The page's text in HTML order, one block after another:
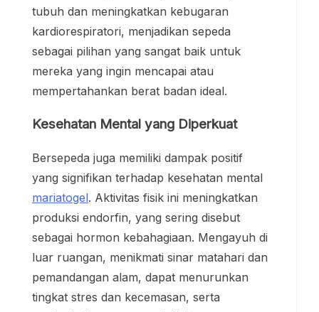
tubuh dan meningkatkan kebugaran
kardiorespiratori, menjadikan sepeda
sebagai pilihan yang sangat baik untuk
mereka yang ingin mencapai atau
mempertahankan berat badan ideal.
Kesehatan Mental yang Diperkuat
Bersepeda juga memiliki dampak positif
yang signifikan terhadap kesehatan mental
mariatogel. Aktivitas fisik ini meningkatkan
produksi endorfin, yang sering disebut
sebagai hormon kebahagiaan. Mengayuh di
luar ruangan, menikmati sinar matahari dan
pemandangan alam, dapat menurunkan
tingkat stres dan kecemasan, serta